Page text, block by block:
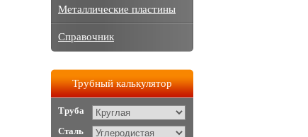
Металлические пластины
Справочник
Трубный калькулятор
Труба
Сталь